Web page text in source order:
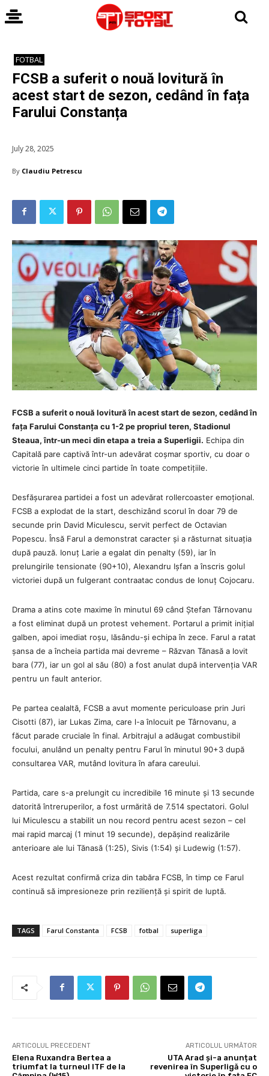
FOTBAL
FCSB a suferit o nouă lovitură în
acest start de sezon, cedând în fața
Farului Constanța
July 28, 2025
By Claudiu Petrescu
FCSB a suferit o nouă lovitură în acest start de sezon, cedând în
fața Farului Constanța cu 1-2 pe propriul teren, Stadionul
Steaua, într-un meci din etapa a treia a Superligii. Echipa din
Capitală pare captivă într-un adevărat coșmar sportiv, cu doar o
victorie în ultimele cinci partide în toate competițiile.
Desfășurarea partidei a fost un adevărat rollercoaster emoțional.
FCSB a explodat de la start, deschizând scorul în doar 79 de
secunde prin David Miculescu, servit perfect de Octavian
Popescu. Însă Farul a demonstrat caracter și a răsturnat situația
după pauză. Ionuț Larie a egalat din penalty (59), iar în
prelungirile tensionate (90+10), Alexandru Ișfan a înscris golul
victoriei după un fulgerant contraatac condus de Ionuț Cojocaru.
Drama a atins cote maxime în minutul 69 când Ștefan Târnovanu
a fost eliminat după un protest vehement. Portarul a primit inițial
galben, apoi imediat roșu, lăsându-și echipa în zece. Farul a ratat
șansa de a încheia partida mai devreme – Răzvan Tănasă a lovit
bara (77), iar un gol al său (80) a fost anulat după intervenția VAR
pentru un fault anterior.
Pe partea cealaltă, FCSB a avut momente periculoase prin Juri
Cisotti (87), iar Lukas Zima, care l-a înlocuit pe Târnovanu, a
făcut parade cruciale în final. Arbitrajul a adăugat combustibil
focului, anulând un penalty pentru Farul în minutul 90+3 după
consultarea VAR, mutând lovitura în afara careului.
Partida, care s-a prelungit cu incredibile 16 minute și 13 secunde
datorită întreruperilor, a fost urmărită de 7.514 spectatori. Golul
lui Miculescu a stabilit un nou record pentru acest sezon – cel
mai rapid marcaj (1 minut 19 secunde), depășind realizările
anterioare ale lui Tănasă (1:25), Sivis (1:54) și Ludewig (1:57).
Acest rezultat confirmă criza din tabăra FCSB, în timp ce Farul
continuă să impresioneze prin reziliență și spirit de luptă.
TAGS Farul Constanta FCSB fotbal superliga
ARTICOLUL PRECEDENT
Elena Ruxandra Bertea a
triumfat la turneul ITF de la
ARTICOLUL URMĂTOR
UTA Arad și-a anunțat
revenirea în Superligă cu o